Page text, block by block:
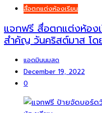
สื่อตกแต่งห้องเรียน
แจกฟรี สื่อตกแต่งห้อง
สำคัญ วันคริสต์มาส โด
แอดมินนมสด
December 19, 2022
0